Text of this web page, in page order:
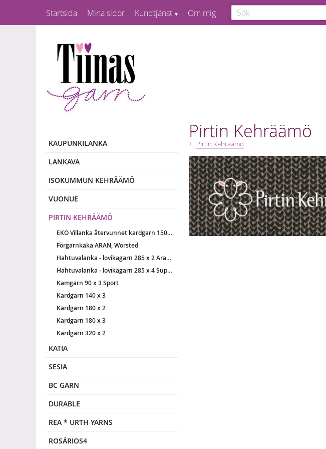
Startsida Mina sidor Kundtjänst Om mig
Pirtin Kehräämö
Pirtin Kehräämö
KAUPUNKILANKA
LANKAVA
ISOKUMMUN KEHRÄÄMÖ
VUONUE
PIRTIN KEHRÄÄMÖ
EKO Villanka återvunnet kardgarn 150 x 3 Aran - Worsted
Förgarnkaka ARAN, Worsted
Hahtuvalanka - lovikagarn 285 x 2 Aran - Worsted
Hahtuvalanka - lovikagarn 285 x 4 Super bulky
Kamgarn 90 x 3 Sport
Kardgarn 140 x 3
Kardgarn 180 x 2
Kardgarn 180 x 3
Kardgarn 320 x 2
KATIA
SESIA
BC GARN
DURABLE
REA * URTH YARNS
ROSÁRIOS4